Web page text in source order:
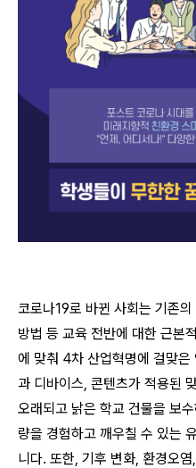
코로나19로 바뀐 사회는 기존
방법 등 교육 전반에 대한 근본
에 맞춰 4차 산업혁명에 걸맞
과 디바이스, 콘텐츠가 적용된
오래되고 낡은 학교 건물을 보
량을 경험하고 깨우칠 수 있는
니다. 또한, 기후 변화, 환경오